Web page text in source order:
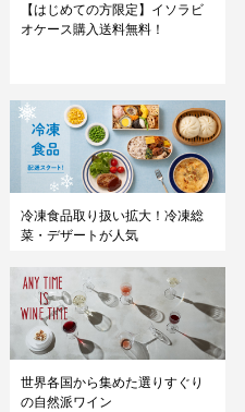
【はじめての方限定】イソラビ
オケース購入送料無料！
冷凍食品取り扱い拡大！冷凍総
菜・デザートが人気
世界各国から集めた選りすぐり
の自然派ワイン